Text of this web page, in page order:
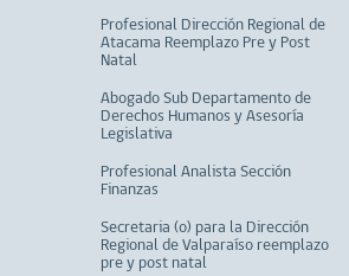
Profesional Dirección Regional de
Atacama Reemplazo Pre y Post
Natal
Abogado Sub Departamento de
Derechos Humanos y Asesoría
Legislativa
Profesional Analista Sección
Finanzas
Secretaria (o) para la Dirección
Regional de Valparaíso reemplazo
pre y post natal